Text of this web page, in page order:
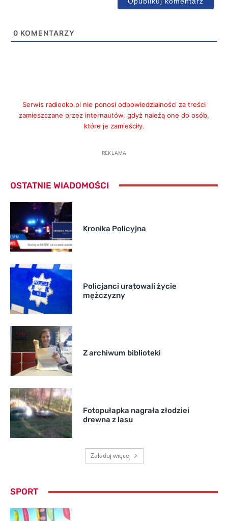
0 KOMENTARZY
Serwis radiooko.pl nie ponosi odpowiedzialności za treści
zamieszczane przez internautów, gdyż należą one do osób,
które je zamieściły.
REKLAMA
OSTATNIE WIADOMOŚCI
Kronika Policyjna
Policjanci uratowali życie
mężczyzny
Z archiwum biblioteki
Fotopułapka nagrała złodziei
drewna z lasu
Załaduj więcej
SPORT